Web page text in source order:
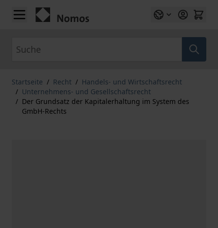
Zum Inhalt springen
Startseite / Recht / Handels- und Wirtschaftsrecht
/ Unternehmens- und Gesellschaftsrecht
/ Der Grundsatz der Kapitalerhaltung im System des
GmbH-Rechts